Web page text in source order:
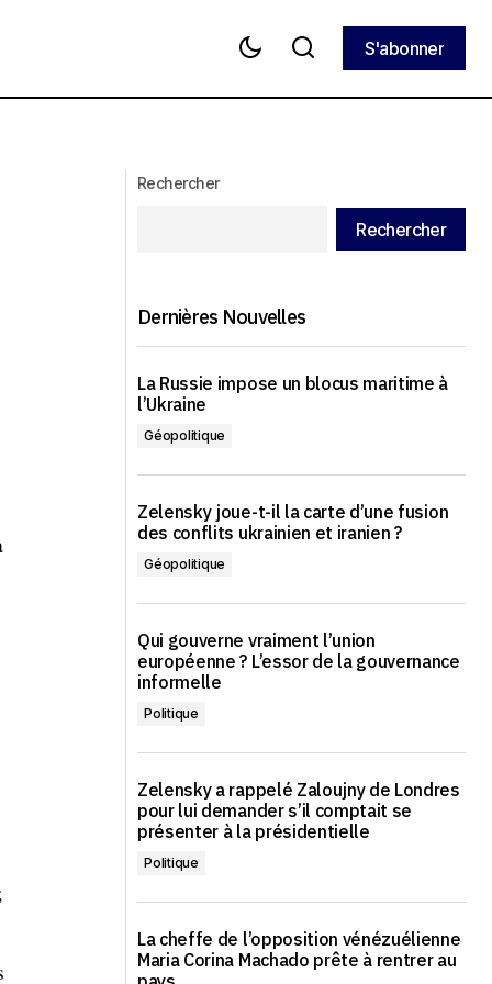
S'abonner
de l’UE
Rechercher
Rechercher
Dernières Nouvelles
La Russie impose un blocus maritime à
l’Ukraine
Géopolitique
Zelensky joue-t-il la carte d’une fusion
des conflits ukrainien et iranien ?
Géopolitique
Qui gouverne vraiment l’union
européenne ? L’essor de la gouvernance
informelle
Politique
Zelensky a rappelé Zaloujny de Londres
pour lui demander s’il comptait se
présenter à la présidentielle
Politique
La cheffe de l’opposition vénézuélienne
Maria Corina Machado prête à rentrer au